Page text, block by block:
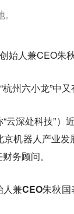
始人兼CEO朱
州六小龙”中又
云深处科技”
机器人产业发
务顾问。
人兼CEO朱秋